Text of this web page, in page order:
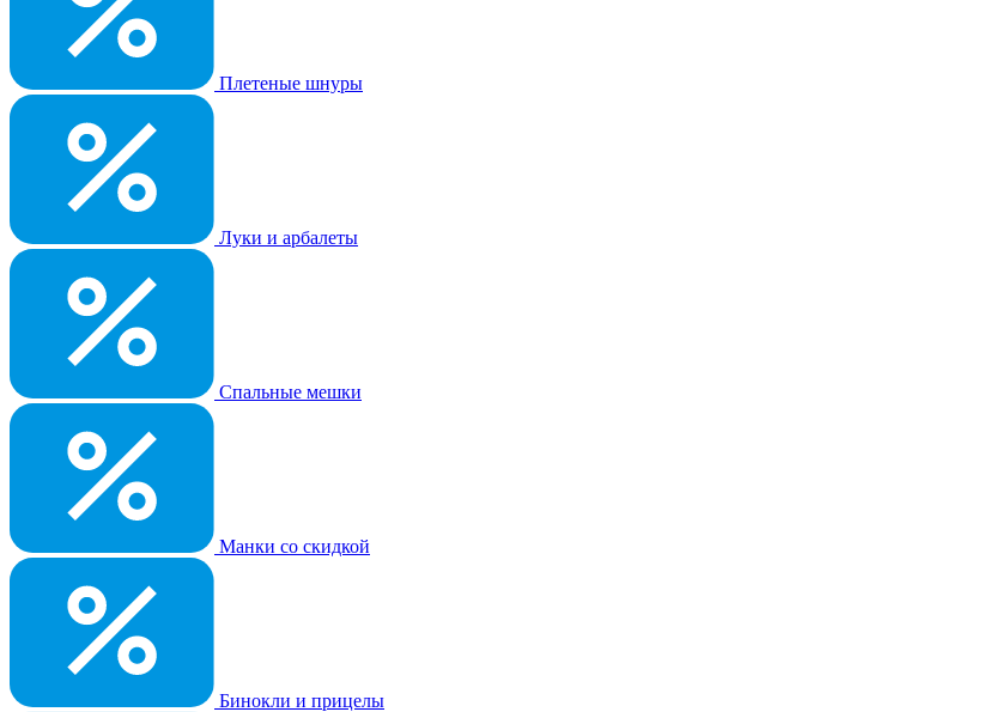
Плетеные шнуры
Луки и арбалеты
Спальные мешки
Манки со скидкой
Бинокли и прицелы